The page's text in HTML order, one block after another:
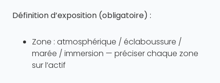
Définition d’exposition (obligatoire) :
Zone : atmosphérique / éclaboussure /
marée / immersion — préciser chaque zone
sur l’actif